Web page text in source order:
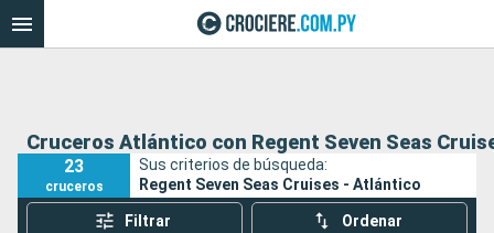
Cruceros Atlántico con Regent Seven Seas
23
cruceros
Sus criterios de búsqueda:
Regent Seven Seas Cruises - Atlántico
Filtrar Ordenar